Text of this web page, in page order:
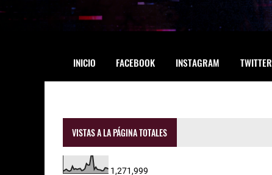
INICIO FACEBOOK INSTAGRAM TWITTER
VISTAS A LA PÁGINA TOTALES
1,271,999